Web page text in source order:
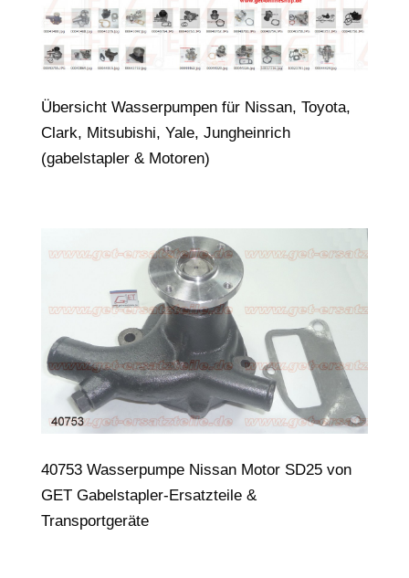
Übersicht Wasserpumpen für Nissan, Toyota,
Clark, Mitsubishi, Yale, Jungheinrich
(gabelstapler & Motoren)
40753 Wasserpumpe Nissan Motor SD25 von
GET Gabelstapler-Ersatzteile &
Transportgeräte